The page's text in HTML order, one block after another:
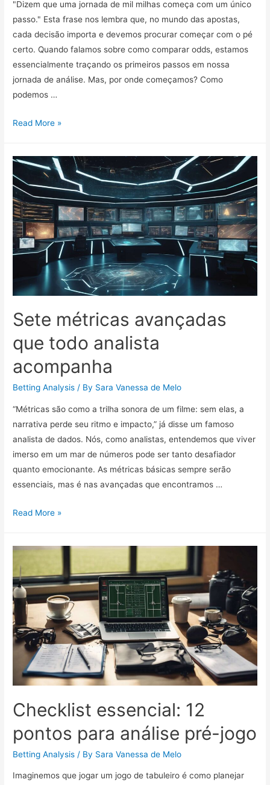
"Dizem que uma jornada de mil milhas começa com um único
passo." Esta frase nos lembra que, no mundo das apostas,
cada decisão importa e devemos procurar começar com o pé
certo. Quando falamos sobre como comparar odds, estamos
essencialmente traçando os primeiros passos em nossa
jornada de análise. Mas, por onde começamos? Como
podemos …
Como
critérios
fundamentais
Read More »
Sete métricas avançadas
que todo analista
acompanha
Betting Analysis / By Sara Vanessa de Melo
“Métricas são como a trilha sonora de um filme: sem elas, a
narrativa perde seu ritmo e impacto,” já disse um famoso
analista de dados. Nós, como analistas, entendemos que viver
imerso em um mar de números pode ser tanto desafiador
quanto emocionante. As métricas básicas sempre serão
essenciais, mas é nas avançadas que encontramos …
Sete
analista
acompanha
Read More »
Checklist essencial: 12
pontos para análise pré-jogo
Betting Analysis / By Sara Vanessa de Melo
Imaginemos que jogar um jogo de tabuleiro é como planejar